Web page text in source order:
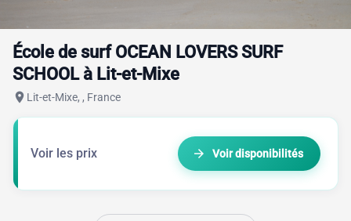
École de surf OCEAN LOVERS SURF
SCHOOL à Lit-et-Mixe
place Lit-et-Mixe, , France
Voir les prix arrow_forward Voir disponibilités